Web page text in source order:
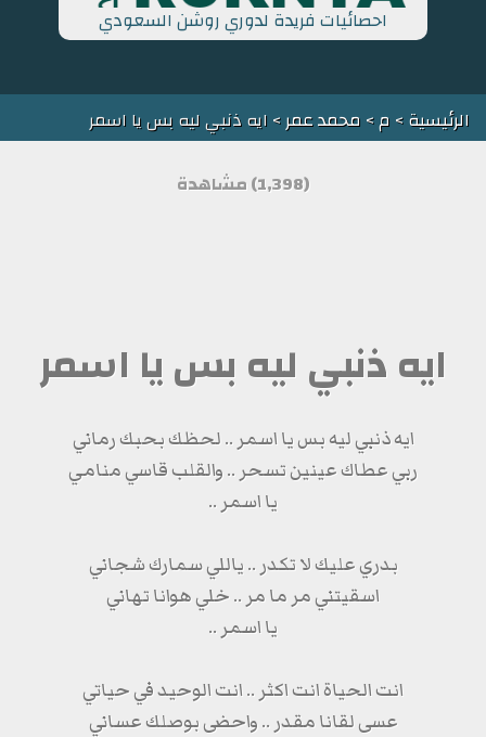
احصائيات فريدة لدوري روشن السعودي
الرئيسية> م> محمد عمر> ايه ذنبي ليه بس يا اسمر
(1,398) مشاهدة
ايه ذنبي ليه بس يا اسمر
ايه ذنبي ليه بس يا اسمر .. لحظك بحبك رماني
ربي عطاك عينين تسحر .. والقلب قاسي منامي
يا اسمر ..
بدري عليك لا تكدر .. ياللي سمارك شجاني
اسقيتني مر ما مر .. خلي هوانا تهاني
يا اسمر ..
انت الحياة انت اكثر .. انت الوحيد في حياتي
عسى لقانا مقدر .. واحضى بوصلك عساني